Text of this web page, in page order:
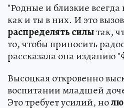
"Родные и близкие
как и ты в них. И это
распределять силытак,
то, чтобы приносить
рассказала она изданию
Высоцкая откровенно
воспитании младшей
Это требует усилий, но